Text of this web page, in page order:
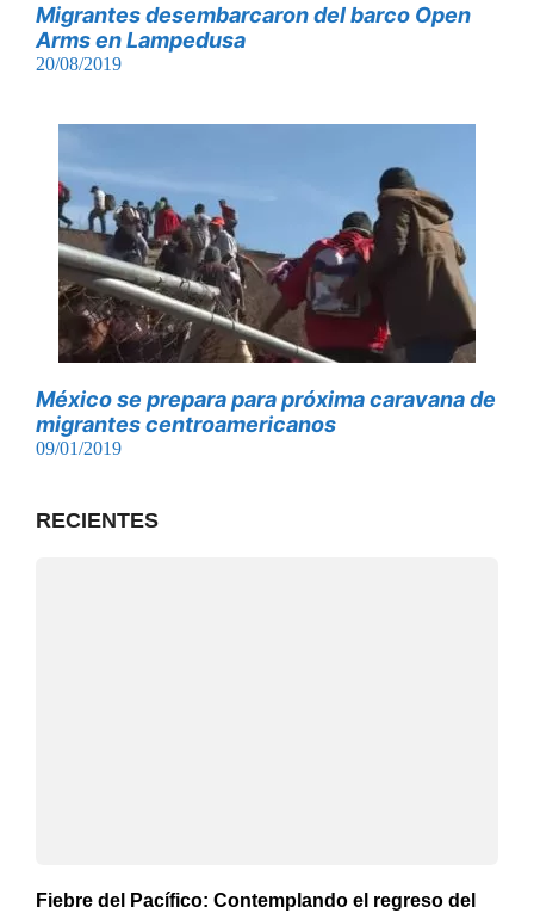
Migrantes desembarcaron del barco Open
Arms en Lampedusa
20/08/2019
México se prepara para próxima caravana de
migrantes centroamericanos
09/01/2019
RECIENTES
Fiebre del Pacífico: Contemplando el regreso del